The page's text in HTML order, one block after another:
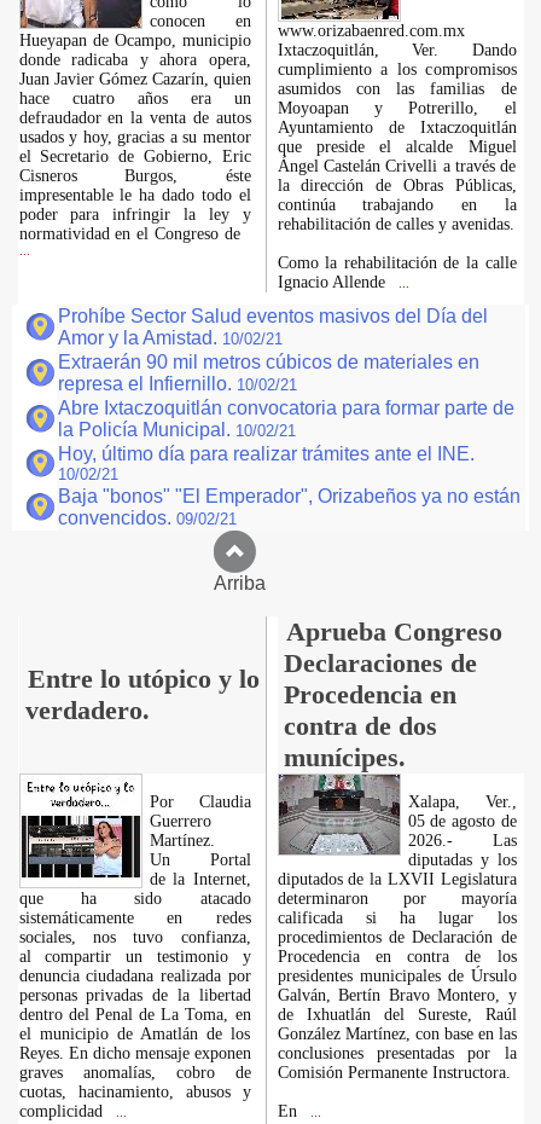
conocen en
Hueyapan de Ocampo, municipio
donde radicaba y ahora opera,
Juan Javier Gómez Cazarín, quien
hace cuatro años era un
defraudador en la venta de autos
usados y hoy, gracias a su mentor
el Secretario de Gobierno, Eric
Cisneros Burgos, éste
impresentable le ha dado todo el
poder para infringir la ley y
normatividad en el Congreso de
www.orizabaenred.com.mx
Ixtaczoquitlán, Ver. Dando
cumplimiento a los compromisos
asumidos con las familias de
Moyoapan y Potrerillo, el
Ayuntamiento de Ixtaczoquitlán
que preside el alcalde Miguel
Ángel Castelán Crivelli a través de
la dirección de Obras Públicas,
continúa trabajando en la
rehabilitación de calles y avenidas.
Como la rehabilitación de la calle
Ignacio Allende
Prohíbe Sector Salud eventos masivos del Día del
Amor y la Amistad. 10/02/21
Extraerán 90 mil metros cúbicos de materiales en
represa el Infiernillo. 10/02/21
Abre Ixtaczoquitlán convocatoria para formar parte de
la Policía Municipal. 10/02/21
Hoy, último día para realizar trámites ante el INE.
10/02/21
Baja "bonos" "El Emperador", Orizabeños ya no están
convencidos. 09/02/21
Arriba
Entre lo utópico y lo
verdadero.
Aprueba Congreso
Declaraciones de
Procedencia en
contra de dos
munícipes.
Por Claudia
Guerrero
Martínez.
​Un Portal
de la Internet,
que ha sido atacado
sistemáticamente en redes
sociales, nos tuvo confianza,
al compartir un testimonio y
denuncia ciudadana realizada por
personas privadas de la libertad
dentro del Penal de La Toma, en
el municipio de Amatlán de los
Reyes. En dicho mensaje exponen
graves anomalías, cobro de
cuotas, hacinamiento, abusos y
complicidad
Xalapa, Ver.,
05 de agosto de
2026.- Las
diputadas y los
diputados de la LXVII Legislatura
determinaron por mayoría
calificada si ha lugar los
procedimientos de Declaración de
Procedencia en contra de los
presidentes municipales de Úrsulo
Galván, Bertín Bravo Montero, y
de Ixhuatlán del Sureste, Raúl
González Martínez, con base en las
conclusiones presentadas por la
Comisión Permanente Instructora.
En